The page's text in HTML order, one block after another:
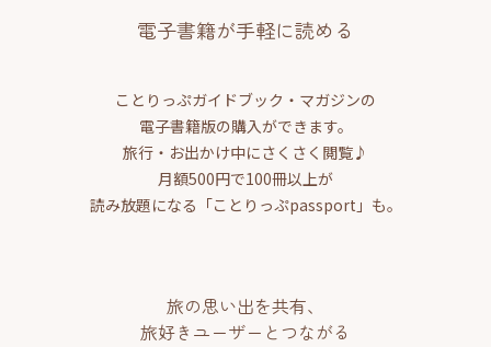
電子書籍が手軽に読める
ことりっぷガイドブック・マガジンの
電子書籍版の購入ができます。
旅行・お出かけ中にさくさく閲覧♪
月額500円で100冊以上が
読み放題になる「ことりっぷpassport」も。
旅の思い出を共有、
旅好きユーザーとつながる